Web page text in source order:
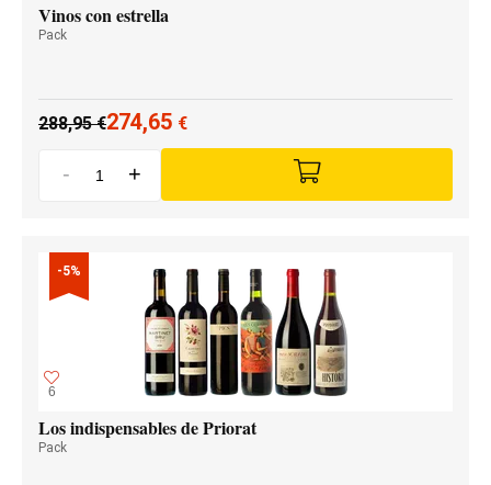
Vinos con estrella
Pack
288,95€274,65 €
- +
-5%
6
Los indispensables de Priorat
Pack